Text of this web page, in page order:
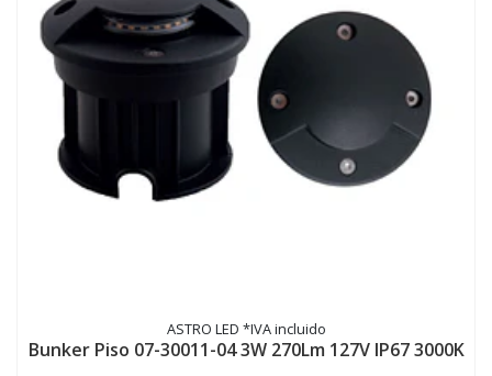
ASTRO LED *IVA incluido
Bunker Piso 07-30011-04 3W 270Lm 127V IP67 3000K